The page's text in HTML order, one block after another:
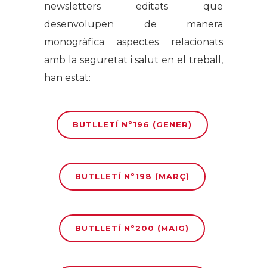
newsletters editats que
desenvolupen de manera
monogràfica aspectes relacionats
amb la seguretat i salut en el treball,
han estat:
BUTLLETÍ Nº196 (GENER)
BUTLLETÍ Nº198 (MARÇ)
BUTLLETÍ Nº200 (MAIG)